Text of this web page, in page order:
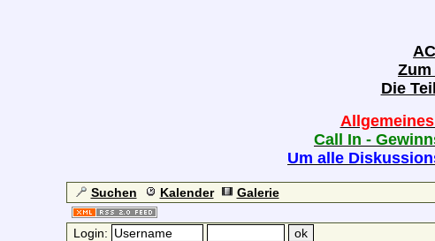
Die
Call In -
Um alle
Suchen Kalender Galerie
Login: